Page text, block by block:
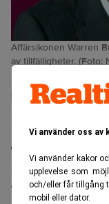
Vi använder oss av
Vi använder kakor
upplevelse som
och/eller får tillgång
mobil eller dator.
Affärsikonen Warren
av tillfälligheter. (Foto:
Karin
Andersen
Warren Buffett
med CNBC ser
och beskriver